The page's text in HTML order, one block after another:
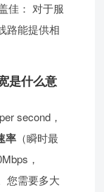
佳： 对于服
路能提供相
是什么意
second，
率 （瞬时最
，
您需要多大